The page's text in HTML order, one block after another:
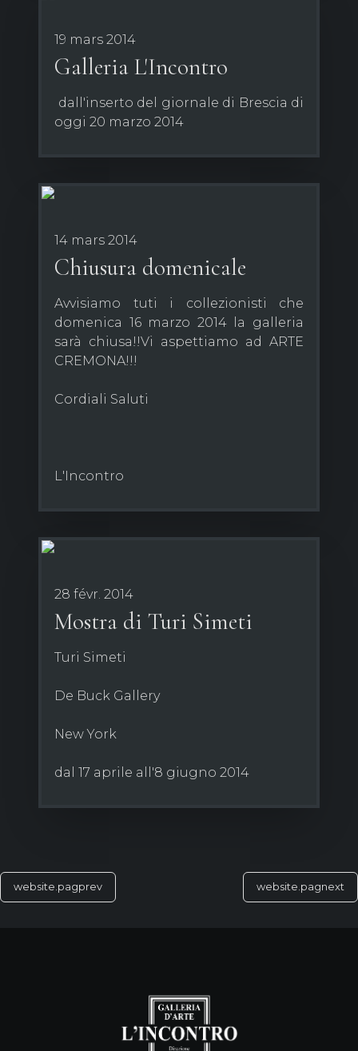
19 mars 2014
Galleria L'Incontro
dall'inserto del giornale di Brescia di
oggi 20 marzo 2014
14 mars 2014
Chiusura domenicale
Avvisiamo tuti i collezionisti che
domenica 16 marzo 2014 la galleria
sarà chiusa!!Vi aspettiamo ad ARTE
CREMONA!!!
Cordiali Saluti
L'Incontro
28 févr. 2014
Mostra di Turi Simeti
Turi Simeti
De Buck Gallery
New York
dal 17 aprile all'8 giugno 2014
website.pagprev website.pagnext